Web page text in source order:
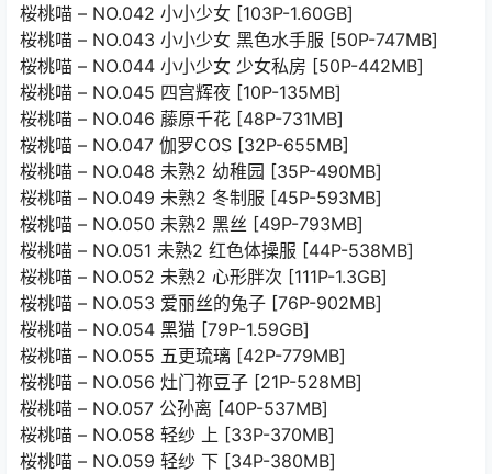
桜桃喵 – NO.042 小小少女 [103P-1.60GB]
桜桃喵 – NO.043 小小少女 黑色水手服 [50P-747MB]
桜桃喵 – NO.044 小小少女 少女私房 [50P-442MB]
桜桃喵 – NO.045 四宫辉夜 [10P-135MB]
桜桃喵 – NO.046 藤原千花 [48P-731MB]
桜桃喵 – NO.047 伽罗COS [32P-655MB]
桜桃喵 – NO.048 未熟2 幼稚园 [35P-490MB]
桜桃喵 – NO.049 未熟2 冬制服 [45P-593MB]
桜桃喵 – NO.050 未熟2 黑丝 [49P-793MB]
桜桃喵 – NO.051 未熟2 红色体操服 [44P-538MB]
桜桃喵 – NO.052 未熟2 心形胖次 [111P-1.3GB]
桜桃喵 – NO.053 爱丽丝的兔子 [76P-902MB]
桜桃喵 – NO.054 黑猫 [79P-1.59GB]
桜桃喵 – NO.055 五更琉璃 [42P-779MB]
桜桃喵 – NO.056 灶门祢豆子 [21P-528MB]
桜桃喵 – NO.057 公孙离 [40P-537MB]
桜桃喵 – NO.058 轻纱 上 [33P-370MB]
桜桃喵 – NO.059 轻纱 下 [34P-380MB]